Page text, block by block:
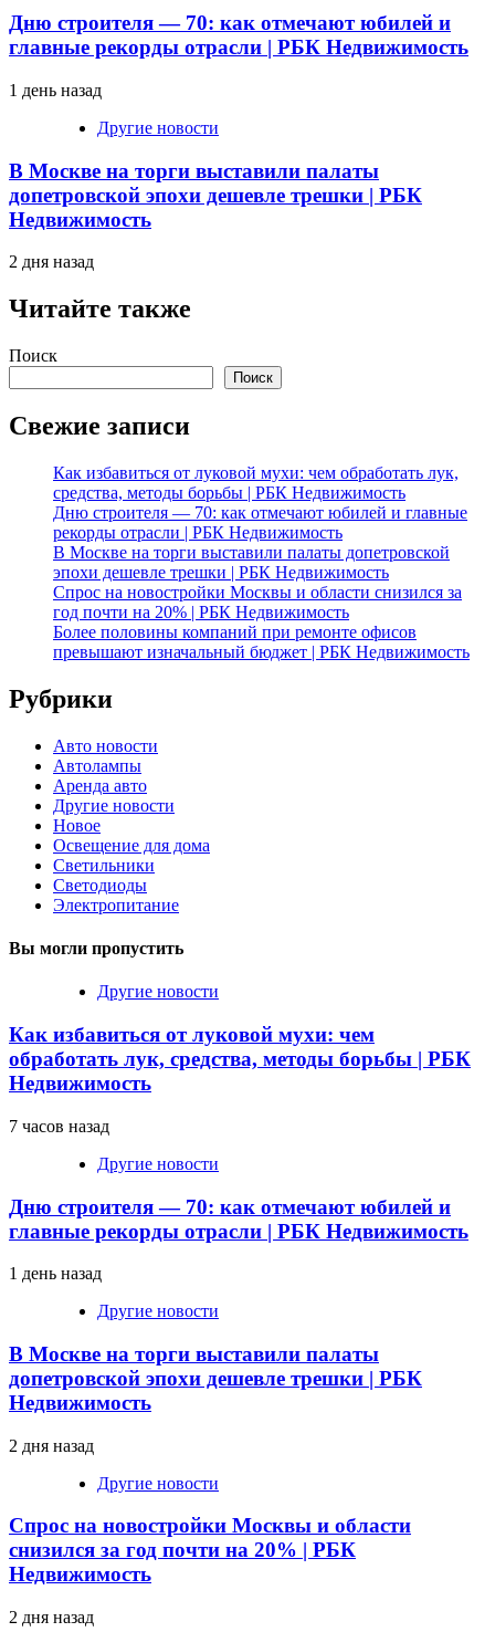
Дню строителя — 70: как отмечают юбилей и
главные рекорды отрасли | РБК Недвижимость
1 день назад
Другие новости
В Москве на торги выставили палаты
допетровской эпохи дешевле трешки | РБК
Недвижимость
2 дня назад
Читайте также
Поиск
Поиск
Свежие записи
Как избавиться от луковой мухи: чем обработать лук,
средства, методы борьбы | РБК Недвижимость
Дню строителя — 70: как отмечают юбилей и главные
рекорды отрасли | РБК Недвижимость
В Москве на торги выставили палаты допетровской
эпохи дешевле трешки | РБК Недвижимость
Спрос на новостройки Москвы и области снизился за
год почти на 20% | РБК Недвижимость
Более половины компаний при ремонте офисов
превышают изначальный бюджет | РБК Недвижимость
Рубрики
Авто новости
Автолампы
Аренда авто
Другие новости
Новое
Освещение для дома
Светильники
Светодиоды
Электропитание
Вы могли пропустить
Другие новости
Как избавиться от луковой мухи: чем
обработать лук, средства, методы борьбы | РБК
Недвижимость
7 часов назад
Другие новости
Дню строителя — 70: как отмечают юбилей и
главные рекорды отрасли | РБК Недвижимость
1 день назад
Другие новости
В Москве на торги выставили палаты
допетровской эпохи дешевле трешки | РБК
Недвижимость
2 дня назад
Другие новости
Спрос на новостройки Москвы и области
снизился за год почти на 20% | РБК
Недвижимость
2 дня назад